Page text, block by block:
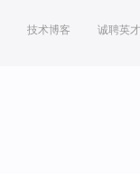
技术博客 诚聘英才